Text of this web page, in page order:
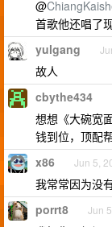
@
首歌他还唱了
yulgang
故人
cbythe434
想想《大碗宽
钱到位，顶配
x86 Jun 5,
我常常因为没
porrt8 Jun